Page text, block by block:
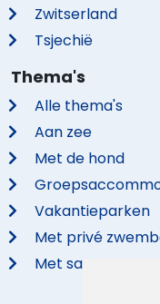
Zwitserland
Tsjechië
Thema's
Alle thema's
Aan zee
Met de hond
Vakantieparken
Met privé
Met sauna